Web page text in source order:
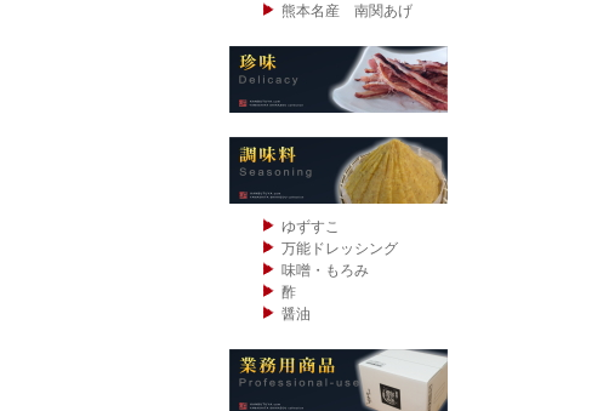
熊本名産 南関あげ
ゆずすこ
万能ドレッシング
味噌・もろみ
酢
醤油